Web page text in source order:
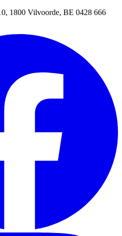
1800 Vilvoorde, BE 0428 666